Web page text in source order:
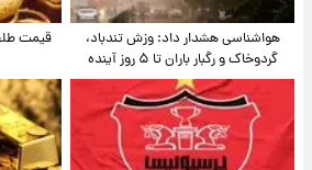
هواشناسی هشدار داد: وزش تندباد،
گردوخاک و رگبار باران تا ۵ روز آینده